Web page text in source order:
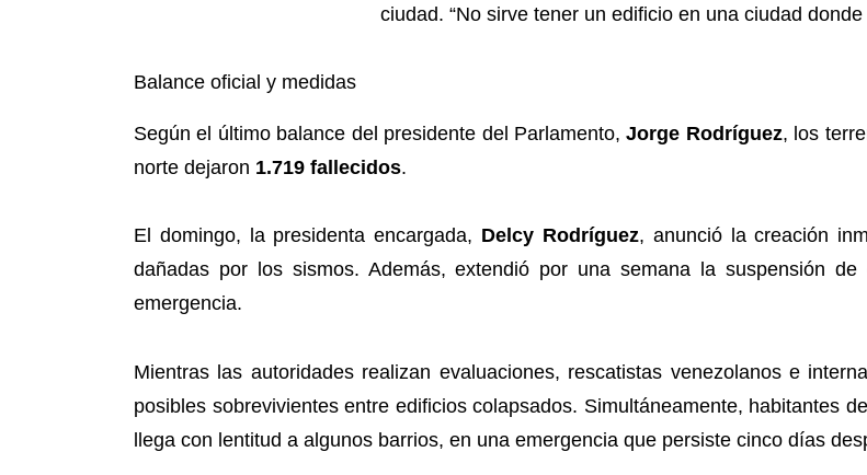
Balance oficial y medidas
Según el último balance del presidente del Parlamento,Jorge Rodríguez, los
norte dejaron 1.719 fallecidos.
El domingo, la presidenta encargada, Delcy Rodríguez, anunció la creación
dañadas por los sismos. Además, extendió por una semana la suspensión
emergencia.
Mientras las autoridades realizan evaluaciones, rescatistas venezolanos e
posibles sobrevivientes entre edificios colapsados. Simultáneamente, habitantes
llega con lentitud a algunos barrios, en una emergencia que persiste cinco días